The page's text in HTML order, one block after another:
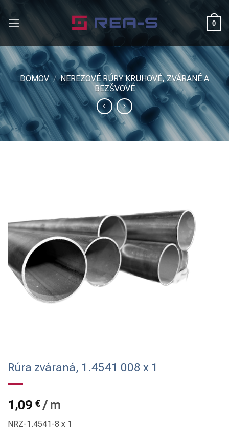
0
DOMOV / NEREZOVÉ RÚRY KRUHOVÉ, ZVÁRANÉ A
BEZŠVOVÉ
Rúra zváraná, 1.4541 008 x 1
1,09 €/ m
NRZ-1.4541-8 x 1